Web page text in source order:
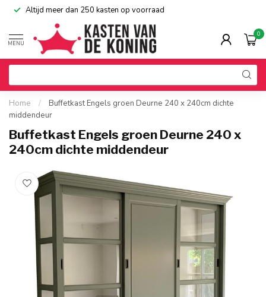
Altijd meer dan 250 kasten op voorraad
MENU
0
Home /
Buffetkast Engels groen Deurne 240 x 240cm dichte
middendeur
Buffetkast Engels groen Deurne 240 x
240cm dichte middendeur